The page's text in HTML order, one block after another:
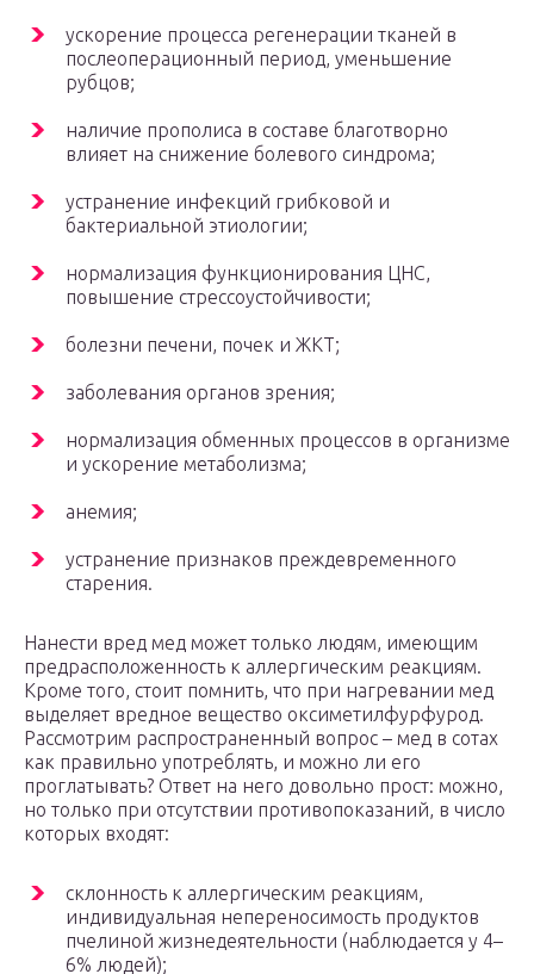
ускорение процесса регенерации тканей в
послеоперационный период, уменьшение
рубцов;
наличие прополиса в составе благотворно
влияет на снижение болевого синдрома;
устранение инфекций грибковой и
бактериальной этиологии;
нормализация функционирования ЦНС,
повышение стрессоустойчивости;
болезни печени, почек и ЖКТ;
заболевания органов зрения;
нормализация обменных процессов в организме
и ускорение метаболизма;
анемия;
устранение признаков преждевременного
старения.
Нанести вред мед может только людям, имеющим
предрасположенность к аллергическим реакциям.
Кроме того, стоит помнить, что при нагревании мед
выделяет вредное вещество оксиметилфурфурод.
Рассмотрим распространенный вопрос – мед в сотах
как правильно употреблять, и можно ли его
проглатывать? Ответ на него довольно прост: можно,
но только при отсутствии противопоказаний, в число
которых входят:
склонность к аллергическим реакциям,
индивидуальная непереносимость продуктов
пчелиной жизнедеятельности (наблюдается у 4–
6% людей);